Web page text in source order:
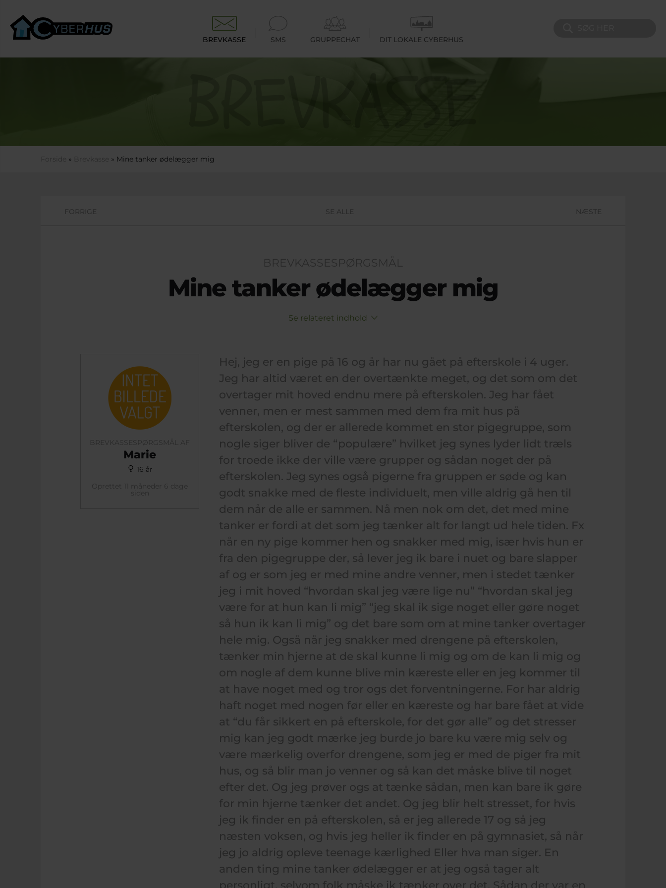
BREVKASSE SMS GRUPPECHAT DIT LOKALE CYBERHUS
Du er her
Forside » Brevkasse » Mine tanker ødelægger mig
FORRIGE SE ALLE NÆSTE
BREVKASSESPØRGSMÅL
Mine tanker ødelægger mig
Se relateret indhold
BREVKASSESPØRGSMÅL AF
Marie
16 år
Oprettet 11 måneder 6 dage
siden
Hej, jeg er en pige på 16 og år har nu gået på efterskole i 4 uger.
Jeg har altid været en der overtænkte meget, og det som om det
overtager mit hoved endnu mere på efterskolen. Jeg har fået
venner, men er mest sammen med dem fra mit hus på
efterskolen, og der er allerede kommet en stor pigegruppe, som
nogle siger bliver de “populære” hvilket jeg synes lyder lidt træls
for troede ikke der ville være grupper og sådan noget der på
efterskolen. Jeg synes også pigerne fra gruppen er søde og kan
godt snakke med de fleste individuelt, men ville aldrig gå hen til
dem når de alle er sammen. Nå men nok om det, det med mine
tanker er fordi at det som jeg tænker alt for langt ud hele tiden. Fx
når en ny pige kommer hen og snakker med mig, især hvis hun er
fra den pigegruppe der, så lever jeg ik bare i nuet og bare slapper
af og er som jeg er med mine andre venner, men i stedet tænker
jeg i mit hoved “hvordan skal jeg være lige nu” “hvordan skal jeg
være for at hun kan li mig” “jeg skal ik sige noget eller gøre noget
så hun ik kan li mig” og det bare som om at mine tanker overtager
hele mig. Også når jeg snakker med drengene på efterskolen,
tænker min hjerne at de skal kunne li mig og om de kan li mig og
om nogle af dem kunne blive min kæreste eller en jeg kommer til
at have noget med og tror ogs det forventningerne. For har aldrig
haft noget med nogen før eller en kæreste og har bare fået at vide
at “du får sikkert en på efterskole, for det gør alle” og det stresser
mig kan jeg godt mærke jeg burde jo bare ku være mig selv og
være mærkelig overfor drengene, som jeg er med de piger fra mit
hus, og så blir man jo venner og så kan det måske blive til noget
efter det. Og jeg prøver ogs at tænke sådan, men kan bare ik gøre
for min hjerne tænker det andet. Og jeg blir helt stresset, for hvis
jeg ik finder en på efterskolen, så er jeg allerede 17 og så jeg
næsten voksen, og hvis jeg heller ik finder en på gymnasiet, så når
jeg jo aldrig opleve teenage kærlighed Eller hva man siger. En
anden ting mine tanker ødelægger er at jeg også tager alt
personligt, selvom folk måske ik tænker over det. Sådan der var en